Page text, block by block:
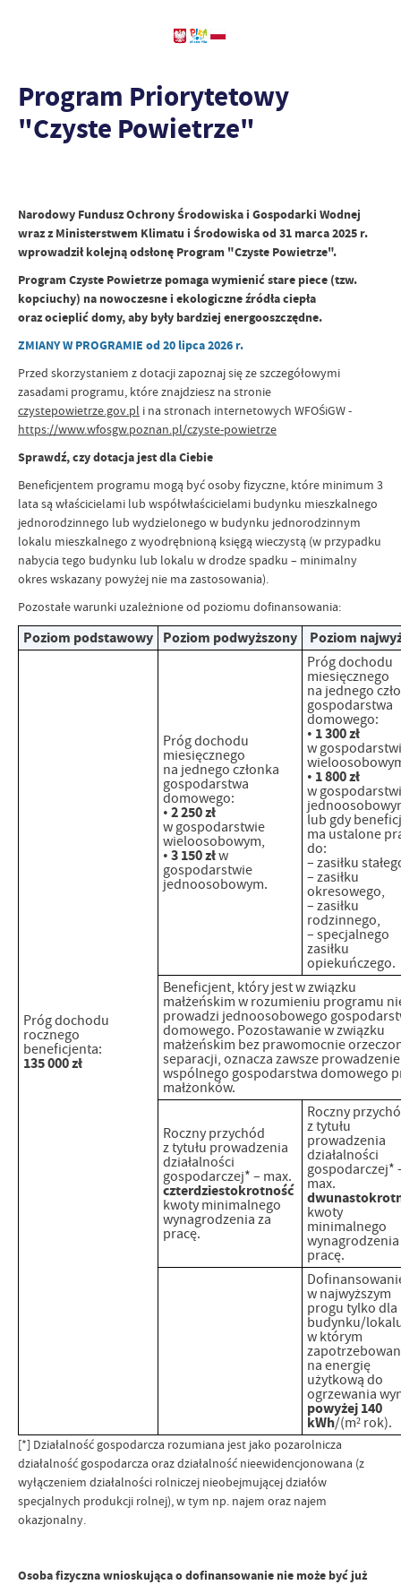
Program Priorytetowy
"Czyste Powietrze"
Narodowy Fundusz Ochrony Środowiska i Gospodarki Wodnej
wraz z Ministerstwem Klimatu i Środowiska od 31 marca 2025 r.
wprowadził kolejną odsłonę Program "Czyste Powietrze".
Program Czyste Powietrze pomaga wymienić stare piece (tzw.
kopciuchy) na nowoczesne i ekologiczne źródła ciepła
oraz ocieplić domy, aby były bardziej energooszczędne.
ZMIANY W PROGRAMIE od 20 lipca 2026 r.
Przed skorzystaniem z dotacji zapoznaj się ze szczegółowymi
zasadami programu, które znajdziesz na stronie
czystepowietrze.gov.pl i na stronach internetowych WFOŚiGW -
https://www.wfosgw.poznan.pl/czyste-powietrze
Sprawdź, czy dotacja jest dla Ciebie
Beneficjentem programu mogą być osoby fizyczne, które minimum 3
lata są właścicielami lub współwłaścicielami budynku mieszkalnego
jednorodzinnego lub wydzielonego w budynku jednorodzinnym
lokalu mieszkalnego z wyodrębnioną księgą wieczystą (w przypadku
nabycia tego budynku lub lokalu w drodze spadku – minimalny
okres wskazany powyżej nie ma zastosowania).
Pozostałe warunki uzależnione od poziomu dofinansowania:
Poziom podstawowy Poziom podwyższony Poziom
Próg dochodu
rocznego
beneficjenta:
135 000 zł
Próg dochodu
miesięcznego
na jednego członka
gospodarstwa
domowego:
• 2 250 zł
w gospodarstwie
wieloosobowym,
• 3 150 złw
gospodarstwie
jednoosobowym.
Próg dochodu
miesięcznego
na jednego
gospodarstwa
domowego:
• 1 300 zł
w
• 1 800 zł
w
lub gdy
ma ustalone
do:
– zasiłku
– zasiłku
okresowego,
– zasiłku
rodzinnego,
– specjalnego
zasiłku
opiekuńczego.
Beneficjent, który jest w związku
małżeńskim w rozumieniu programu
prowadzi jednoosobowego
domowego. Pozostawanie w związku
małżeńskim bez prawomocnie
separacji, oznacza zawsze prowadzenie
wspólnego gospodarstwa domowego
małżonków.
Roczny przychód
z tytułu prowadzenia
działalności
gospodarczej* – max.
czterdziestokrotność
kwoty minimalnego
wynagrodzenia za
pracę.
Roczny
z tytułu
prowadzenia
działalności
gospodarczej*
max.
kwoty
minimalnego
wynagrodzenia
pracę.
w najwyższym
progu tylko dla
budynku/
w którym
na energię
użytkową do
ogrzewania
powyżej 140
kWh/(m² rok).
[*] Działalność gospodarcza rozumiana jest jako pozarolnicza
działalność gospodarcza oraz działalność nieewidencjonowana (z
wyłączeniem działalności rolniczej nieobejmującej działów
specjalnych produkcji rolnej), w tym np. najem oraz najem
okazjonalny.
Osoba fizyczna wnioskująca o dofinansowanie nie może być już